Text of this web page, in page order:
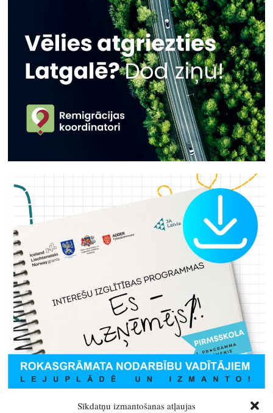
Sīkdatņu izmantošanas atļaujas